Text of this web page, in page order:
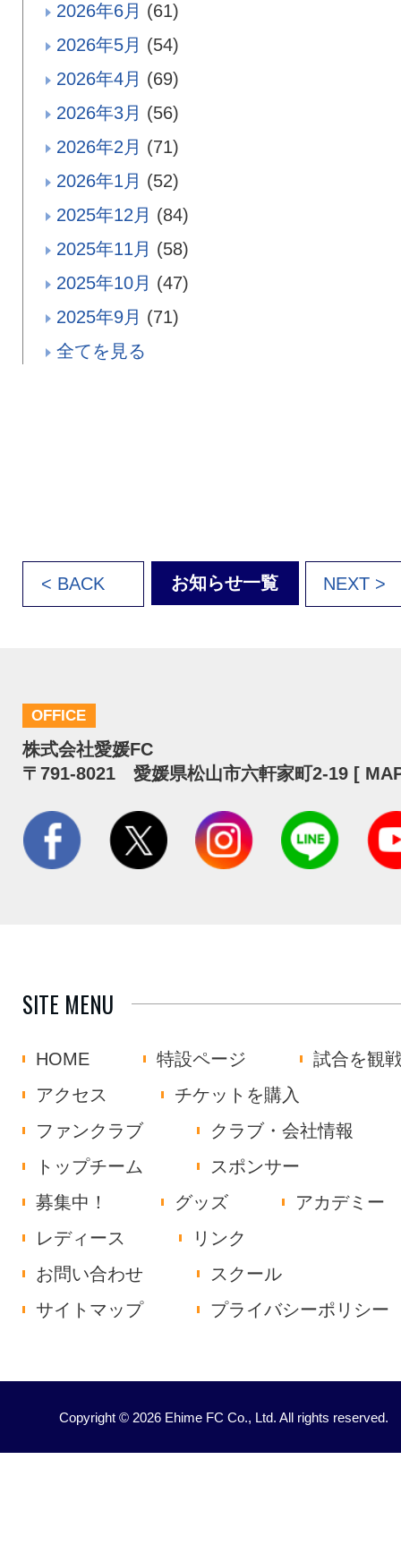
2026年6月 (61)
2026年5月 (54)
2026年4月 (69)
2026年3月 (56)
2026年2月 (71)
2026年1月 (52)
2025年12月 (84)
2025年11月 (58)
2025年10月 (47)
2025年9月 (71)
全てを見る
< BACK お知らせ一覧 NEXT >
OFFICE
株式会社愛媛FC
〒791-8021 愛媛県松山市六軒家町2-19 [
SITE MENU
HOME 特設ページ
試合を観
アクセス
チケットを購入
ファンクラブ
クラブ・会社情報
トップチーム
スポンサー
募集中！
グッズ
アカデミー
レディース
リンク
お問い合わせ
スクール
サイトマップ
プライバシーポリシー
Copyright © 2026 Ehime FC Co., Ltd. All rights reserved.